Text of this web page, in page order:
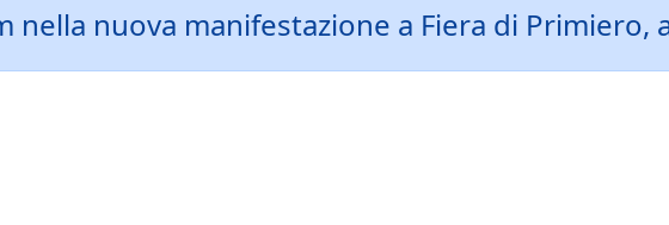
nuova manifestazione a Fiera di Primiero,